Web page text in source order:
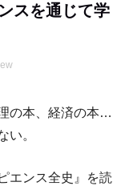
スを通じて学
の本、経済の本…
い。
エンス全史』を読